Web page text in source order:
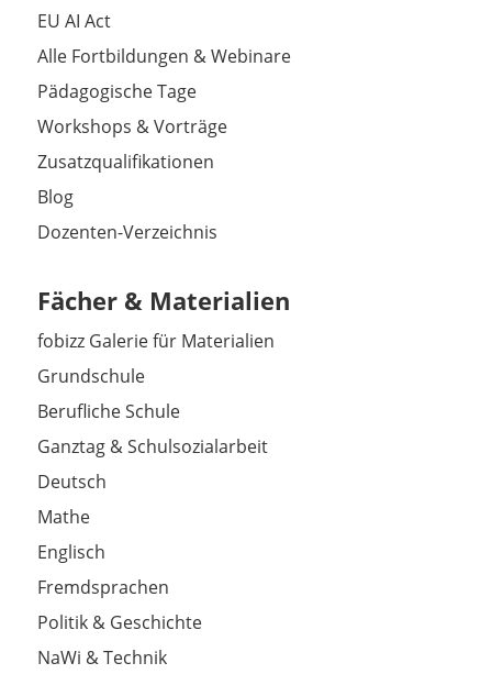
EU AI Act
Alle Fortbildungen & Webinare
Pädagogische Tage
Workshops & Vorträge
Zusatzqualifikationen
Blog
Dozenten-Verzeichnis
Fächer & Materialien
fobizz Galerie für Materialien
Grundschule
Berufliche Schule
Ganztag & Schulsozialarbeit
Deutsch
Mathe
Englisch
Fremdsprachen
Politik & Geschichte
NaWi & Technik